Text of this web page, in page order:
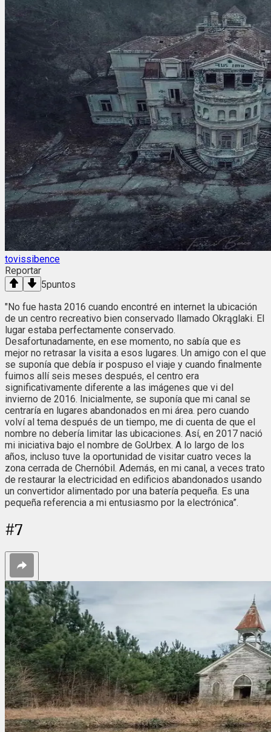
tovissibence
Reportar
5puntos
"No fue hasta 2016 cuando encontré en internet la ubicación
de un centro recreativo bien conservado llamado Okrąglaki. El
lugar estaba perfectamente conservado.
Desafortunadamente, en ese momento, no sabía que es
mejor no retrasar la visita a esos lugares. Un amigo con el que
se suponía que debía ir pospuso el viaje y cuando finalmente
fuimos allí seis meses después, el centro era
significativamente diferente a las imágenes que vi del
invierno de 2016. Inicialmente, se suponía que mi canal se
centraría en lugares abandonados en mi área. pero cuando
volví al tema después de un tiempo, me di cuenta de que el
nombre no debería limitar las ubicaciones. Así, en 2017 nació
mi iniciativa bajo el nombre de GoUrbex. A lo largo de los
años, incluso tuve la oportunidad de visitar cuatro veces la
zona cerrada de Chernóbil. Además, en mi canal, a veces trato
de restaurar la electricidad en edificios abandonados usando
un convertidor alimentado por una batería pequeña. Es una
pequeña referencia a mi entusiasmo por la electrónica”.
#7